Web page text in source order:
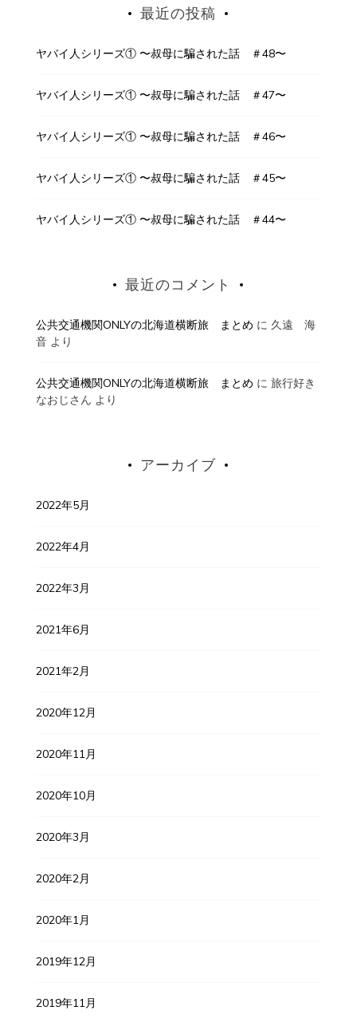
最近の投稿
ヤバイ人シリーズ① 〜叔母に騙された話 ＃48〜
ヤバイ人シリーズ① 〜叔母に騙された話 ＃47〜
ヤバイ人シリーズ① 〜叔母に騙された話 ＃46〜
ヤバイ人シリーズ① 〜叔母に騙された話 ＃45〜
ヤバイ人シリーズ① 〜叔母に騙された話 ＃44〜
最近のコメント
公共交通機関ONLYの北海道横断旅 まとめ に 久遠 海
音より
公共交通機関ONLYの北海道横断旅 まとめ に 旅行好き
なおじさん より
アーカイブ
2022年5月
2022年4月
2022年3月
2021年6月
2021年2月
2020年12月
2020年11月
2020年10月
2020年3月
2020年2月
2020年1月
2019年12月
2019年11月